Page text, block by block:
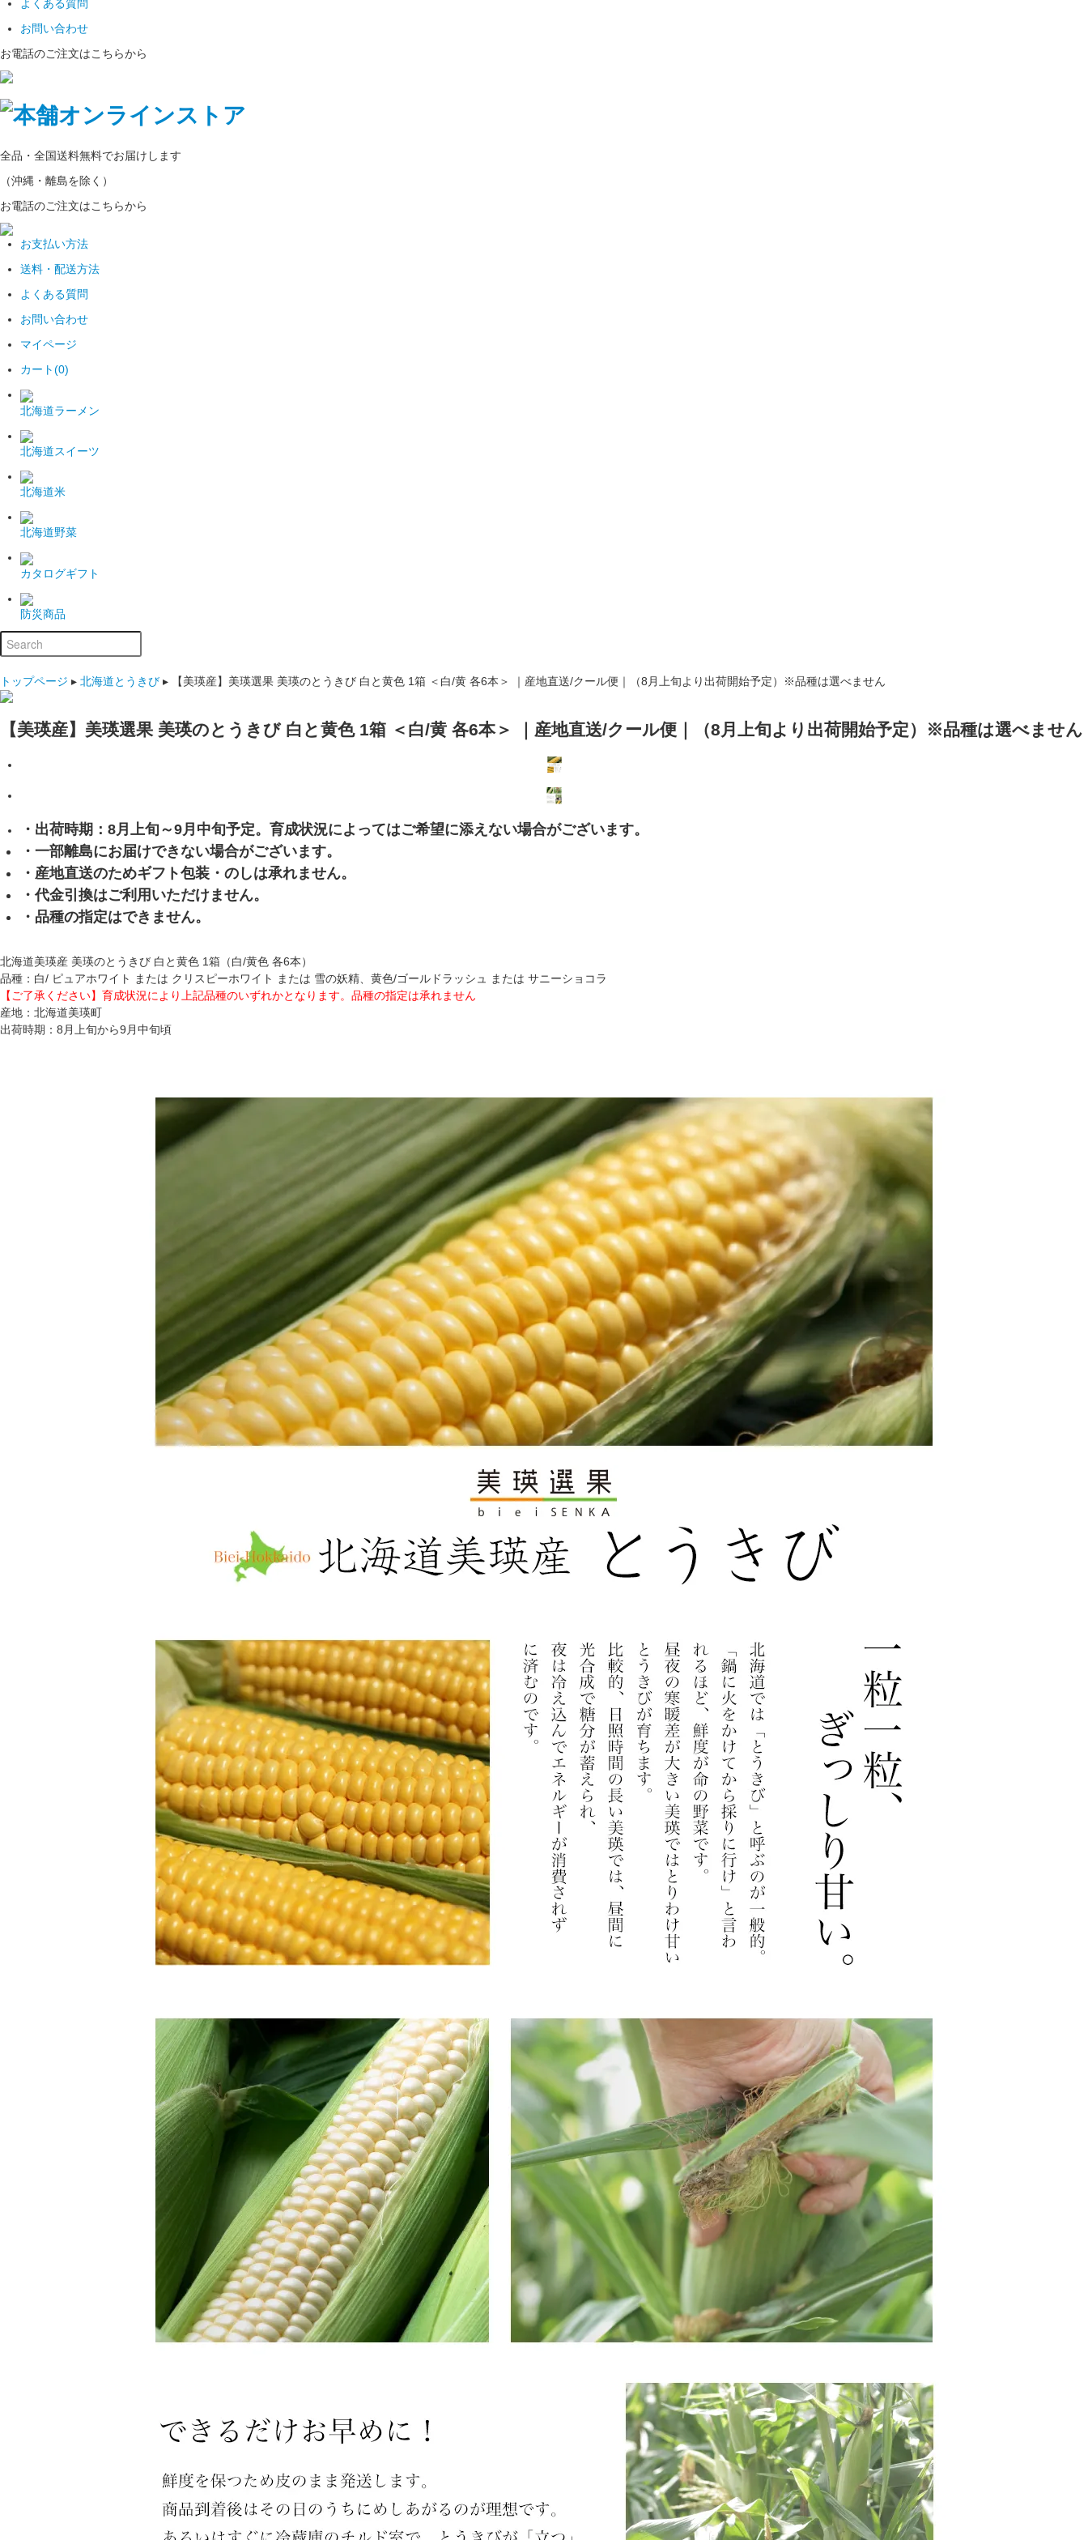
よくある質問
お問い合わせ
お電話のご注文はこちらから
全品・全国送料無料でお届けします
（沖縄・離島を除く）
お電話のご注文はこちらから
お支払い方法
送料・配送方法
よくある質問
お問い合わせ
マイページ
カート(0)
北海道ラーメン
北海道スイーツ
北海道米
北海道野菜
カタログギフト
防災商品
トップページ ▸ 北海道とうきび ▸ 【美瑛産】美瑛選果 美瑛のとうきび 白と黄色 1箱 ＜白/黄 各6本＞ ｜産地直送/クール便｜（8月上旬より出荷開始予定）※品種は選べません
【美瑛産】美瑛選果 美瑛のとうきび 白と黄色 1箱 ＜白/黄 各6本＞ ｜産地直送/クール便｜（8月上旬より出荷開始予定）※品種は選べません
・出荷時期：8月上旬～9月中旬予定。育成状況によってはご希望に添えない場合がございます。
・一部離島にお届けできない場合がございます。
・産地直送のためギフト包装・のしは承れません。
・代金引換はご利用いただけません。
・品種の指定はできません。
北海道美瑛産 美瑛のとうきび 白と黄色 1箱（白/黄色 各6本）
品種：白/ ピュアホワイト または クリスピーホワイト または 雪の妖精、黄色/ゴールドラッシュ または サニーショコラ
【ご了承ください】育成状況により上記品種のいずれかとなります。品種の指定は承れません
産地：北海道美瑛町
出荷時期：8月上旬から9月中旬頃